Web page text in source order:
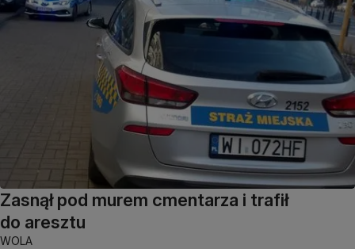
Zasnął pod murem cmentarza i trafił
do aresztu
WOLA